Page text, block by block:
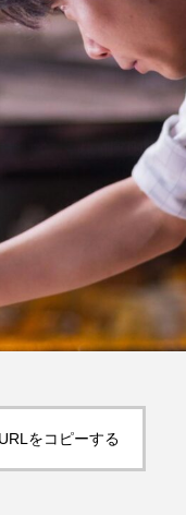
GODZILLA
SUPER 8／スーパーエイ
Life アニャ・テイ
ズデイ アメリカ
いまおかしんじ
をコピーする